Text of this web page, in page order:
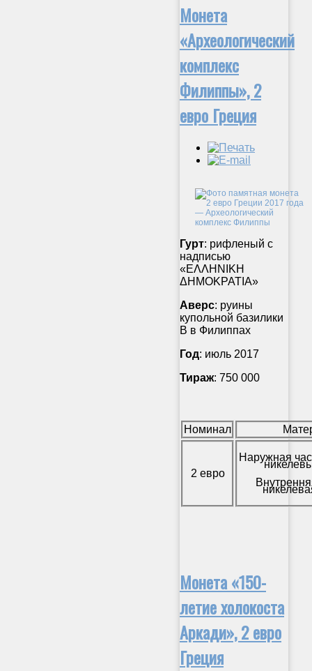
Монета
«Археологический
комплекс
Филиппы», 2
евро Греция
Гурт: рифленый с
надписью
«ΕΛΛΗΝΙΚΗ
ΔΗΜΟΚΡΑΤΙΑ»
Аверс: руины
купольной базилики
B в Филиппах
Год: июль 2017
Тираж: 750 000
Номинал
2 евро
Наружная
Монета «150-
летие холокоста
Аркади», 2 евро
Греция